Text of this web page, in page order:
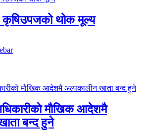
थोक मूल्य
माैखिक आदेशमै
बन्द हुने